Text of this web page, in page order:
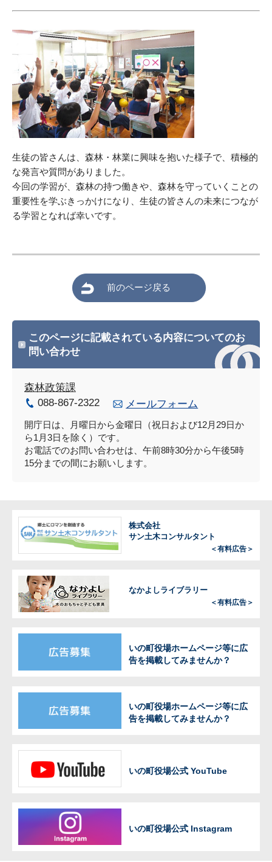
生徒の皆さんは、森林・林業に興味を抱いた様子で、積極的
な発言や質問がありました。
今回の学習が、森林の持つ働きや、森林を守っていくことの
重要性を学ぶきっかけになり、生徒の皆さんの未来につなが
る学習となれば幸いです。
前のページ戻る
このページに記載されている内容についてのお
問い合わせ
森林政策課
088-867-2322
メールフォーム
開庁日は、月曜日から金曜日（祝日および12月29日か
ら1月3日を除く）です。
お電話でのお問い合わせは、午前8時30分から午後5時
15分までの間にお願いします。
株式会社
サン土木コンサルタント
＜有料広告＞
なかよしライブラリー
＜有料広告＞
いの町役場ホームページ等に広
告を掲載してみませんか？
いの町役場ホームページ等に広
告を掲載してみませんか？
いの町役場公式 YouTube
いの町役場公式 Instagram